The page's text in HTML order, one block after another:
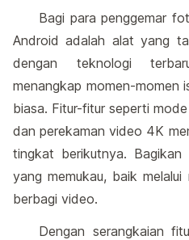
Bagi para penggemar
Android adalah alat yang
dengan teknologi
menangkap momen-momen
biasa. Fitur-fitur seperti
dan perekaman video 4K
tingkat berikutnya.
yang memukau, baik
berbagi video.
Dengan serangkaian